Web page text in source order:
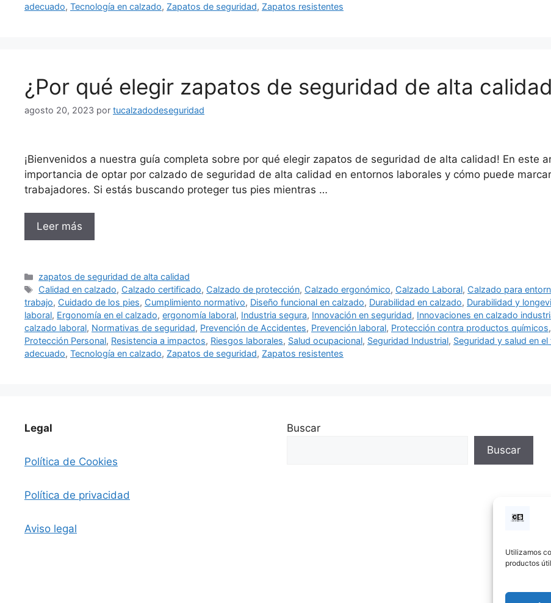
Utilizamos
productos
adecuado, Tecnología en calzado, Zapatos de seguridad, Zapatos resistentes
¿Por qué elegir zapatos de seguridad de alta
agosto 20, 2023 por tucalzadodeseguridad
¡Bienvenidos a nuestra guía completa sobre por qué elegir zapatos de seguridad de alta calidad! En este
importancia de optar por calzado de seguridad de alta calidad en entornos laborales y cómo puede
trabajadores. Si estás buscando proteger tus pies mientras …
Leer más
Categorías
zapatos de seguridad de alta calidad
Etiquetas
Calidad en calzado, Calzado certificado, Calzado de protección, Calzado ergonómico, Calzado Laboral, Calzado para
trabajo, Cuidado de los pies, Cumplimiento normativo, Diseño funcional en calzado, Durabilidad en calzado, Durabilidad y
laboral, Ergonomía en el calzado, ergonomía laboral, Industria segura, Innovación en seguridad, Innovaciones en calzado
calzado laboral, Normativas de seguridad, Prevención de Accidentes, Prevención laboral, Protección contra productos químicos,
Protección Personal, Resistencia a impactos, Riesgos laborales, Salud ocupacional, Seguridad Industrial, Seguridad y salud en el
adecuado, Tecnología en calzado, Zapatos de seguridad, Zapatos resistentes
Legal
Política de Cookies
Política de privacidad
Aviso legal
Buscar
Buscar